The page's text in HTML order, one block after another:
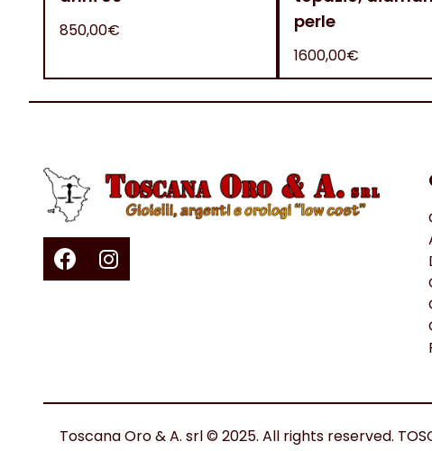
850,00€
perle
1600,00€
Toscana Oro & A. srl © 2025. All rights reserved.